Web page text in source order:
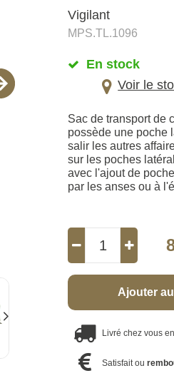
Vigilant
MPS.TL.1096
En stock
Voir le
Sac de transport de
possède une poche
salir les autres
sur les poches
avec l'ajout de
par les anses ou à
Ajouter
Livré chez vous
Satisfait ou